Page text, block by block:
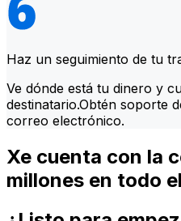
Haz un seguimiento de tu
Ve dónde está tu dinero y
destinatario.Obtén soporte
correo electrónico.
Xe cuenta con la
millones en todo